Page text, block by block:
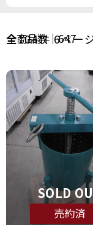
全商品数｜647
全104件 6ペー
SOLD
売約済